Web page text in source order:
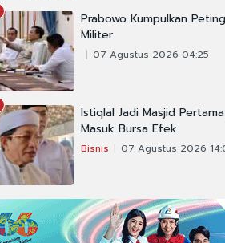
Prabowo Kumpulkan
Militer
07 Agustus 2026 04:25
Istiqlal Jadi Masjid
Masuk Bursa Efek
Bisnis 07 Agustus 2026